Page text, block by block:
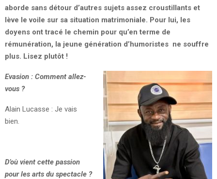
aborde sans détour d’autres sujets assez croustillants et
lève le voile sur sa situation matrimoniale. Pour lui, les
doyens ont tracé le chemin pour qu’en terme de
rémunération, la jeune génération d’humoristes ne souffre
plus. Lisez plutôt !
Evasion : Comment allez-
vous ?
Alain Lucasse : Je vais
bien.
D’où vient cette passion
pour les arts du spectacle ?